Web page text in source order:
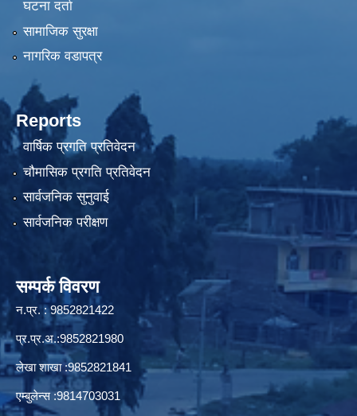
घटना दर्ता
सामाजिक सुरक्षा
नागरिक वडापत्र
Reports
वार्षिक प्रगति प्रतिवेदन
चौमासिक प्रगति प्रतिवेदन
सार्वजनिक सुनुवाई
सार्वजनिक परीक्षण
सम्पर्क विवरण
न.प्र. : 9852821422
प्र.प्र.अ.:9852821980
लेखा शाखा :9852821841
एम्बुलेन्स :9814703031